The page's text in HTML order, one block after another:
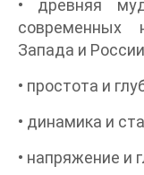
• древняя
современных
Запада и
• простота и
• динамика и
• напряжение и